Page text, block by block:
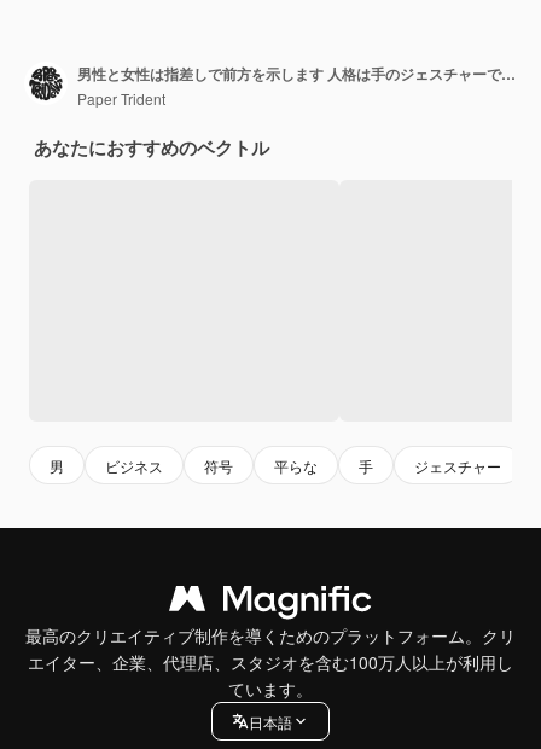
男性と女性は指差しで前方を示します 人格は手のジェスチャーで示します 選択してください 候補者を選択してください 白の平面に隔離されたベクトルイラスト
Paper Trident
あなたにおすすめのベクトル
男 ビジネス 符号 平らな 手 ジェスチャー
最高のクリエイティブ制作を導くためのプラットフォーム。クリ
エイター、企業、代理店、スタジオを含む100万人以上が利用し
ています。
日本語